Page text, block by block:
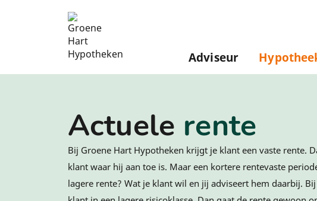
Adviseur
Actuele rente
Bij Groene Hart Hypotheken krijgt je klant een vaste rente.
klant waar hij aan toe is. Maar een kortere rentevaste
lagere rente? Wat je klant wil en jij adviseert hem daarbij.